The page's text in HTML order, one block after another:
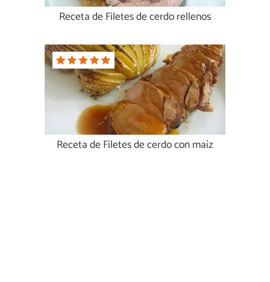
Receta de Filetes de cerdo rellenos
Receta de Filetes de cerdo con maíz